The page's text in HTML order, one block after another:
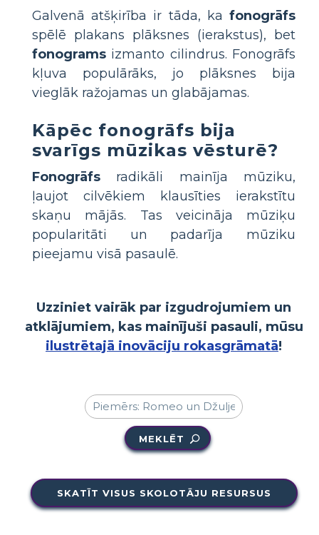
Galvenā atšķirība ir tāda, ka fonogrāfs
spēlē plakans plāksnes (ierakstus), bet
fonograms izmanto cilindrus. Fonogrāfs
kļuva populārāks, jo plāksnes bija
vieglāk ražojamas un glabājamas.
Kāpēc fonogrāfs bija
svarīgs mūzikas vēsturē?
Fonogrāfs radikāli mainīja mūziku,
ļaujot cilvēkiem klausīties ierakstītu
skaņu mājās. Tas veicināja mūziķu
popularitāti un padarīja mūziku
pieejamu visā pasaulē.
Uzziniet vairāk par izgudrojumiem un
atklājumiem, kas mainījuši pasauli, mūsu
ilustrētajā inovāciju rokasgrāmatā!
MEKLĒT
SKATĪT VISUS SKOLOTĀJU RESURSUS